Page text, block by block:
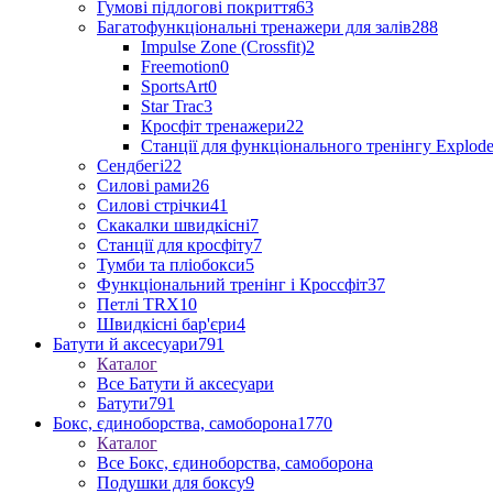
Гумові підлогові покриття63
Багатофункціональні тренажери для залів288
Impulse Zone (Crossfit)2
Freemotion0
SportsArt0
Star Trac3
Кросфіт тренажери22
Станції для функціонального тренінгу Explode
Сендбегі22
Силові рами26
Силові стрічки41
Скакалки швидкісні7
Станції для кросфіту7
Тумби та пліобокси5
Функціональний тренінг і Кроссфіт37
Петлі TRX10
Швидкісні бар'єри4
Батути й аксесуари791
Каталог
Все Батути й аксесуари
Батути791
Бокс, єдиноборства, самоборона1770
Каталог
Все Бокс, єдиноборства, самоборона
Подушки для боксу9